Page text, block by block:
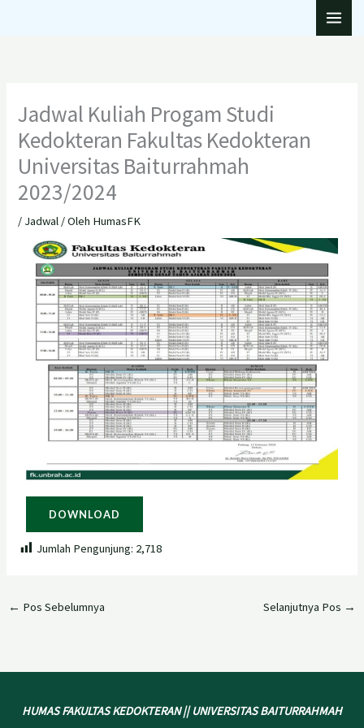
Jadwal Kuliah Progam Studi
Kedokteran Fakultas Kedokteran
Universitas Baiturrahmah
2023/2024
/ Jadwal / Oleh HumasFK
DOWNLOAD
Jumlah Pengunjung: 2,718
← Pos Sebelumnya Selanjutnya Pos →
HUMAS FAKULTAS KEDOKTERAN || UNIVERSITAS BAITURRAHMAH